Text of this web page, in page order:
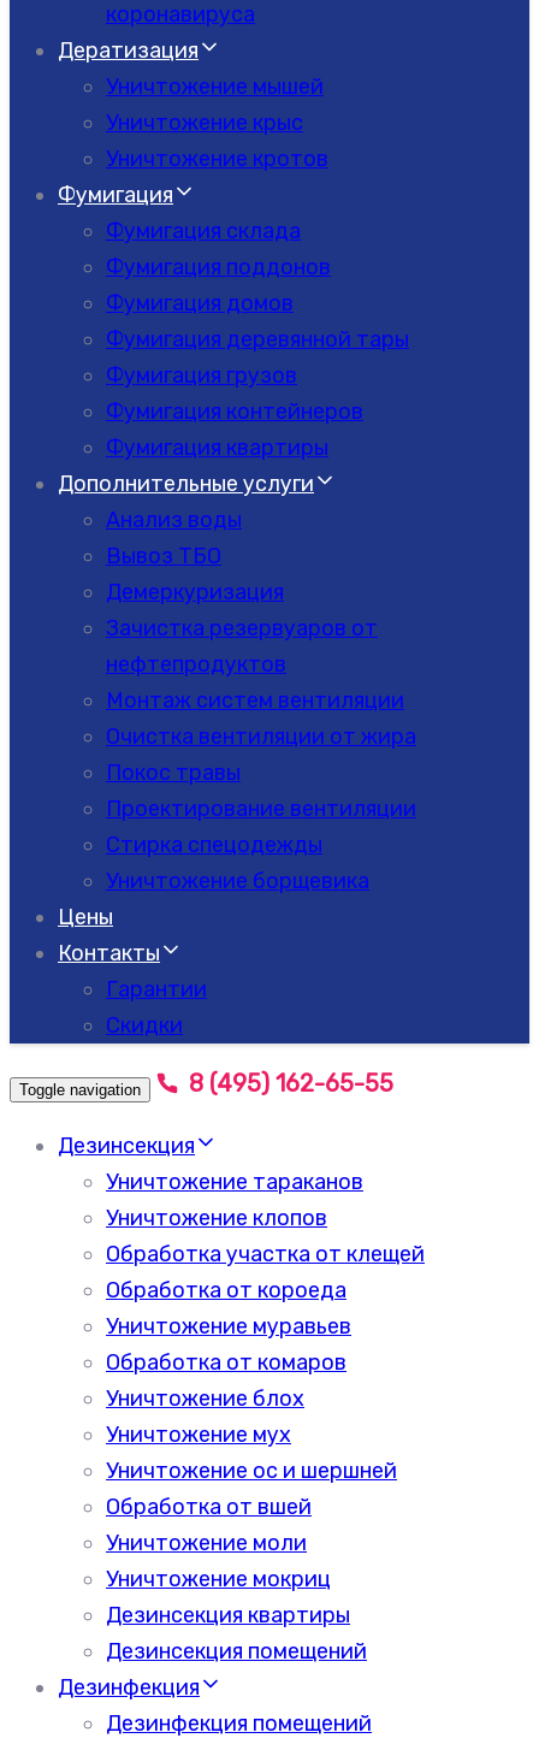
коронавируса
Дератизация
Уничтожение мышей
Уничтожение крыс
Уничтожение кротов
Фумигация
Фумигация склада
Фумигация поддонов
Фумигация домов
Фумигация деревянной тары
Фумигация грузов
Фумигация контейнеров
Фумигация квартиры
Дополнительные услуги
Анализ воды
Вывоз ТБО
Демеркуризация
Зачистка резервуаров от
нефтепродуктов
Монтаж систем вентиляции
Очистка вентиляции от жира
Покос травы
Проектирование вентиляции
Стирка спецодежды
Уничтожение борщевика
Цены
Контакты
Гарантии
Скидки
Toggle navigation 8 (495) 162-65-55
Дезинсекция
Уничтожение тараканов
Уничтожение клопов
Обработка участка от клещей
Обработка от короеда
Уничтожение муравьев
Обработка от комаров
Уничтожение блох
Уничтожение мух
Уничтожение ос и шершней
Обработка от вшей
Уничтожение моли
Уничтожение мокриц
Дезинсекция квартиры
Дезинсекция помещений
Дезинфекция
Дезинфекция помещений